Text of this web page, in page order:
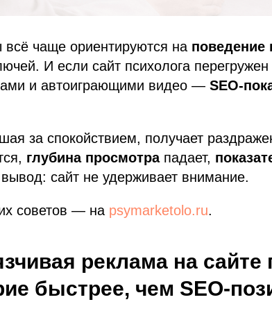
чаще ориентируются на поведение
И если сайт психолога
и автоиграющими видео — SEO-
за спокойствием, получает
глубина просмотрападает,
сайт не удерживает внимание.
советов — на psymarketolo.ru.
реклама на сайте
быстрее, чем SEO-